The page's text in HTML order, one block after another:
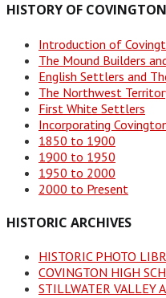
HISTORY OF
Introduction of
The Mound Builders
English Settlers and
The Northwest
First White Settlers
Incorporating
1850 to 1900
1900 to 1950
1950 to 2000
2000 to Present
HISTORIC ARCHIVES
HISTORIC PHOTO
COVINGTON HIGH
STILLWATER VALLEY